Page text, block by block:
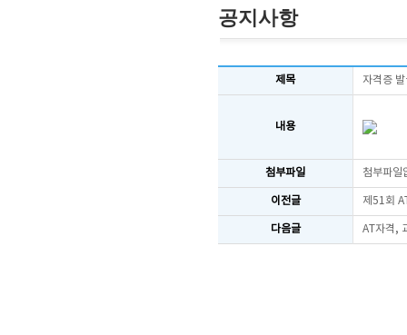
공지사항
제목 자격증
내용
첨부파일 첨부파일
이전글 제51회
다음글 AT자격,